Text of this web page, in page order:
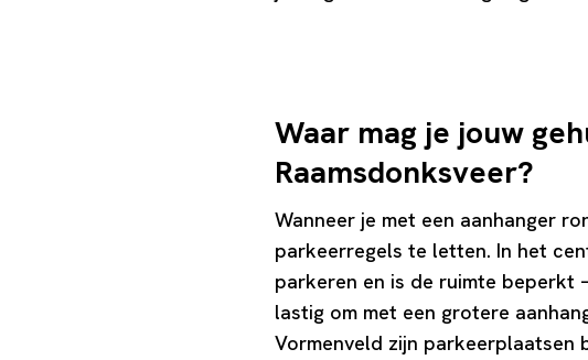
Waar mag je jouw
Raamsdonksveer?
Wanneer je met een aanhanger
parkeerregels te letten. In het
parkeren en is de ruimte beperkt
lastig om met een grotere
Vormenveld zijn parkeerplaatsen